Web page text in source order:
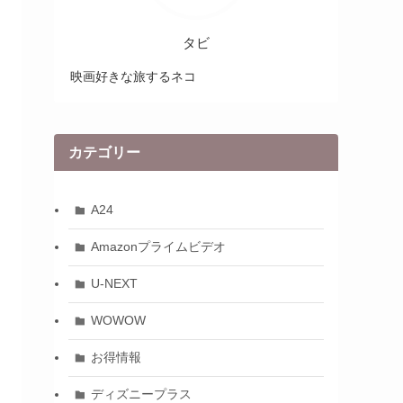
タビ
映画好きな旅するネコ
カテゴリー
A24
Amazonプライムビデオ
U-NEXT
WOWOW
お得情報
ディズニープラス